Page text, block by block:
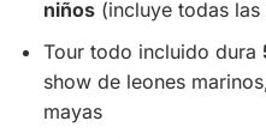
niños(incluye todas las
Tour todo incluido dura
show de leones
mayas